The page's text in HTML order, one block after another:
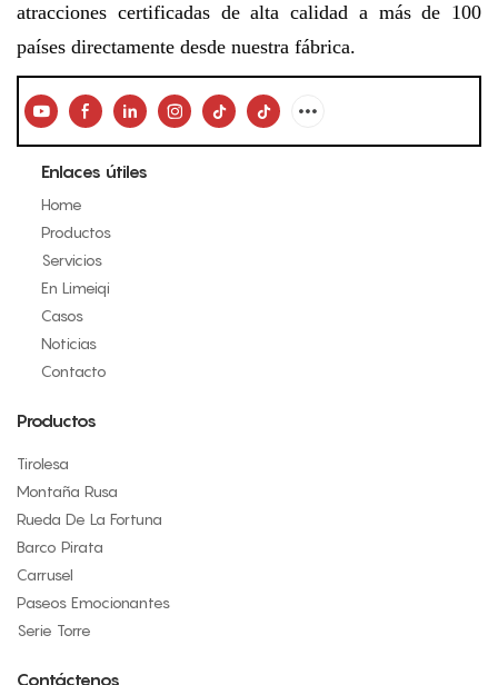
atracciones certificadas de alta calidad a más de 100
países directamente desde nuestra fábrica.
Enlaces útiles
Home
Productos
Servicios
En Limeiqi
Casos
Noticias
Contacto
Productos
Tirolesa
Montaña Rusa
Rueda De La Fortuna
Barco Pirata
Carrusel
Paseos Emocionantes
Serie Torre
Contáctenos